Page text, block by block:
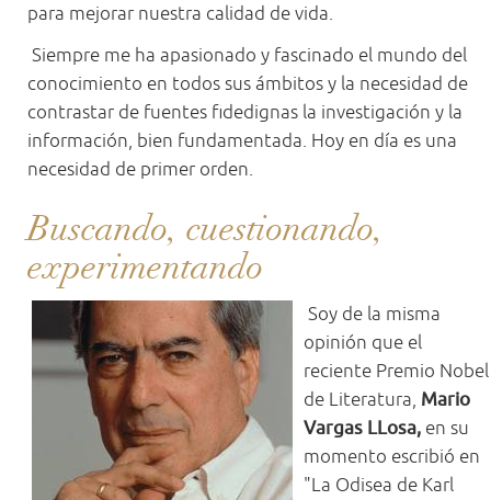
para mejorar nuestra calidad de vida.
Siempre me ha apasionado y fascinado el mundo del
conocimiento en todos sus ámbitos y la necesidad de
contrastar de fuentes fidedignas la investigación y la
información, bien fundamentada. Hoy en día es una
necesidad de primer orden.
Buscando, cuestionando,
experimentando
Soy de la misma
opinión que el
reciente Premio Nobel
de Literatura, Mario
Vargas LLosa, en su
momento escribió en
"La Odisea de Karl